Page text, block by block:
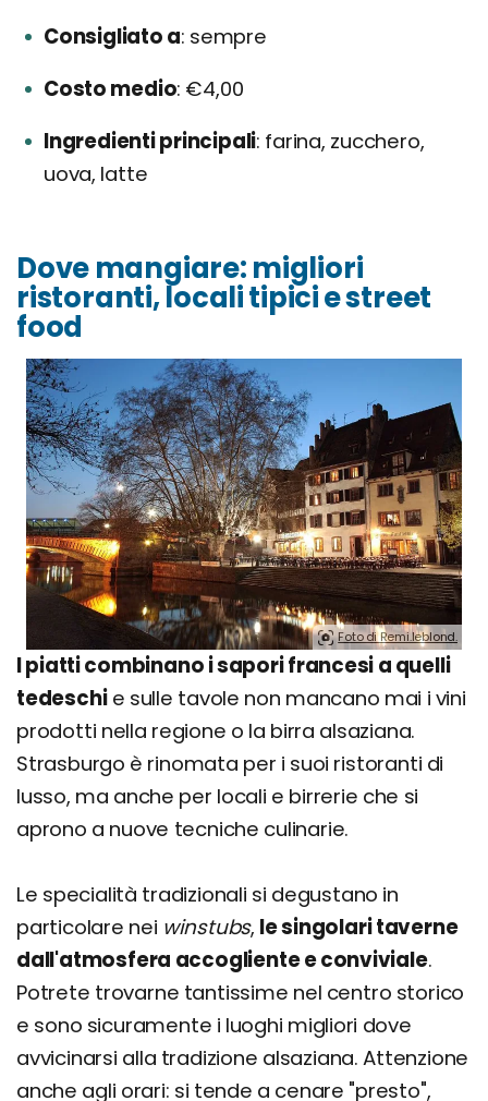
Consigliato a sempre
Costo medio €4,00
Ingredienti principali farina, zucchero,
uova, latte
Dove mangiare: migliori
ristoranti, locali tipici e street
food
Foto di Remi.leblond.
I piatti combinano i sapori francesi a quelli
tedeschie sulle tavole non mancano mai i vini
prodotti nella regione o la birra alsaziana.
Strasburgo è rinomata per i suoi ristoranti di
lusso, ma anche per locali e birrerie che si
aprono a nuove tecniche culinarie.
Le specialità tradizionali si degustano in
particolare nei winstubs, le singolari taverne
dall'atmosfera accogliente e conviviale.
Potrete trovarne tantissime nel centro storico
e sono sicuramente i luoghi migliori dove
avvicinarsi alla tradizione alsaziana. Attenzione
anche agli orari: si tende a cenare "presto",